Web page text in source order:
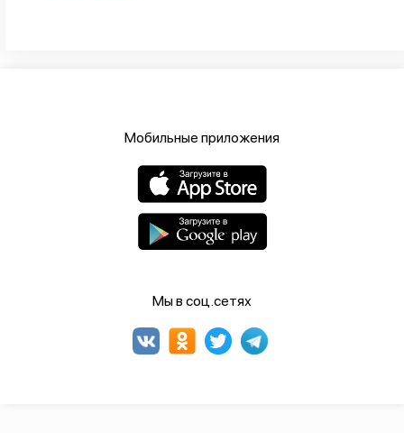
Мобильные приложения
Мы в соц.сетях